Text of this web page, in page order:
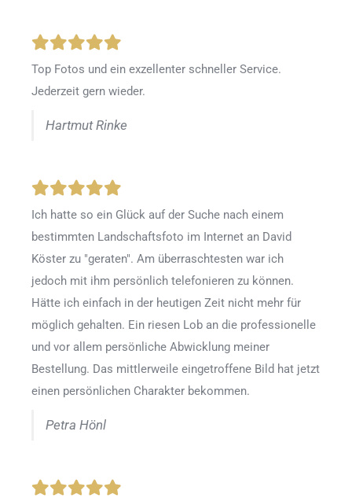
Top Fotos und ein exzellenter schneller Service.
Jederzeit gern wieder.
Hartmut Rinke
Ich hatte so ein Glück auf der Suche nach einem
bestimmten Landschaftsfoto im Internet an David
Köster zu "geraten". Am überraschtesten war ich
jedoch mit ihm persönlich telefonieren zu können.
Hätte ich einfach in der heutigen Zeit nicht mehr für
möglich gehalten. Ein riesen Lob an die professionelle
und vor allem persönliche Abwicklung meiner
Bestellung. Das mittlerweile eingetroffene Bild hat jetzt
einen persönlichen Charakter bekommen.
Petra Hönl